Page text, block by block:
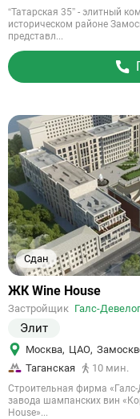
“Татарская 35” - элитный
историческом районе
представл...
Сдан
Ссылка
объект
ЖК Wine House
Застройщик Галс-
Элит
Москва, ЦАО,
Таганская
10 мин.
Строительная фирма
завода шампанских вин
House»...